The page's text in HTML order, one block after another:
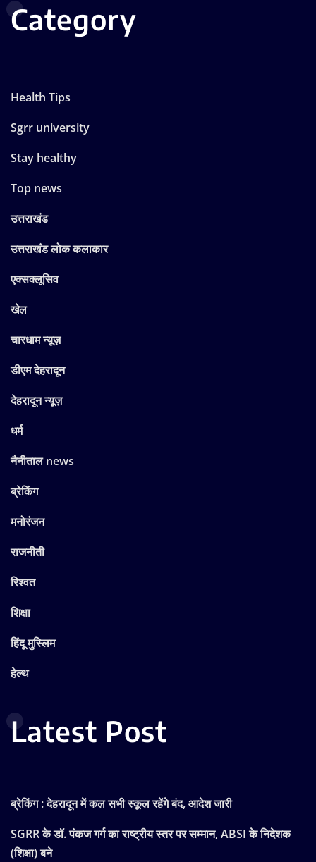
Category
Health Tips
Sgrr university
Stay healthy
Top news
उत्तराखंड
उत्तराखंड लोक कलाकार
एक्सक्लूसिव
खेल
चारधाम न्यूज़
डीएम देहरादून
देहरादून न्यूज़
धर्म
नैनीताल news
ब्रेकिंग
मनोरंजन
राजनीती
रिश्वत
शिक्षा
हिंदू मुस्लिम
हेल्थ
Latest Post
ब्रेकिंग : देहरादून में कल सभी स्कूल रहेंगे बंद, आदेश जारी
SGRR के डॉ. पंकज गर्ग का राष्ट्रीय स्तर पर सम्मान, ABSI के निदेशक
(शिक्षा) बने